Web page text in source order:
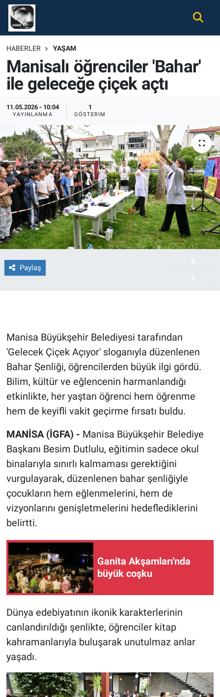
HABERLER YAŞAM
Manisalı öğrenciler 'Bahar'
ile geleceğe çiçek açtı
11.05.2026 - 10:04
YAYINLANMA
1
GÖSTERIM
Paylaş
Manisa Büyükşehir Belediyesi tarafından
'Gelecek Çiçek Açıyor' sloganıyla düzenlenen
Bahar Şenliği, öğrencilerden büyük ilgi gördü.
Bilim, kültür ve eğlencenin harmanlandığı
etkinlikte, her yaştan öğrenci hem öğrenme
hem de keyifli vakit geçirme fırsatı buldu.
MANİSA (İGFA) - Manisa Büyükşehir Belediye
Başkanı Besim Dutlulu, eğitimin sadece okul
binalarıyla sınırlı kalmaması gerektiğini
vurgulayarak, düzenlenen bahar şenliğiyle
çocukların hem eğlenmelerini, hem de
vizyonlarını genişletmelerini hedeflediklerini
belirtti.
Ganita Akşamları'nda
büyük coşku
Dünya edebiyatının ikonik karakterlerinin
canlandırıldığı şenlikte, öğrenciler kitap
kahramanlarıyla buluşarak unutulmaz anlar
yaşadı.
Gündem
Ekonomi
Spor
Magazin
Tüm Haberler
İletişim
Künye
Nöbetçi Eczaneler
Hava Durumu
Namaz Vakitleri
Trafik Durumu
Süper Lig Puan Durumu ve Fikstür
Tüm Manşetler
Son Dakika Haberleri
Haber Arşivi